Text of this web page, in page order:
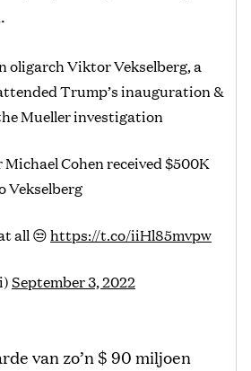
oligarch Viktor Vekselberg, a
Trump’s inauguration &
Mueller investigation
Cohen received $500K
Vekselberg
all 😒https://t.co/iiHl85mvpw
September 3, 2022
van zo’n $ 90 miljoen